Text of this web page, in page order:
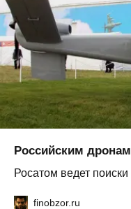
Российским
Росатом ведет
finobzor.ru